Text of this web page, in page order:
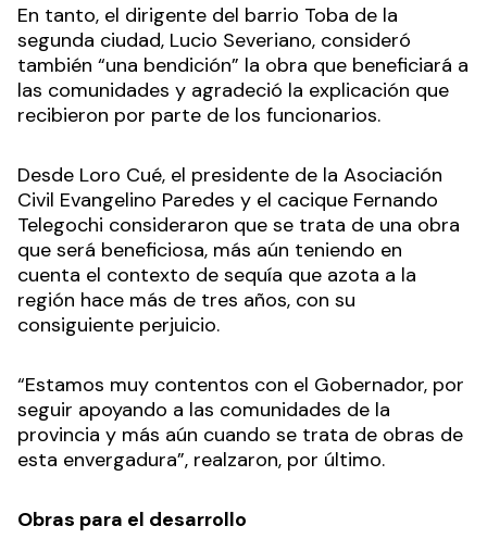
En tanto, el dirigente del barrio Toba de la
segunda ciudad, Lucio Severiano, consideró
también “una bendición” la obra que beneficiará a
las comunidades y agradeció la explicación que
recibieron por parte de los funcionarios.
Desde Loro Cué, el presidente de la Asociación
Civil Evangelino Paredes y el cacique Fernando
Telegochi consideraron que se trata de una obra
que será beneficiosa, más aún teniendo en
cuenta el contexto de sequía que azota a la
región hace más de tres años, con su
consiguiente perjuicio.
“Estamos muy contentos con el Gobernador, por
seguir apoyando a las comunidades de la
provincia y más aún cuando se trata de obras de
esta envergadura”, realzaron, por último.
Obras para el desarrollo